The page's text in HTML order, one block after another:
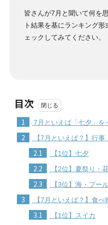
皆さんが7月と聞いて何を
ト結果を基にランキング
ェックしてみてください。
目次
1 7月といえば「七夕」を
2 【7月といえば？】行
2.1 【1位】七夕
2.2 【2位】夏祭り・
2.3 【3位】海・プー
3 【7月といえば？】食べ
3.1 【1位】スイカ